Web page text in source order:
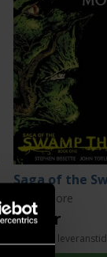
Alan Moore
239 kr
Längre leveranstid